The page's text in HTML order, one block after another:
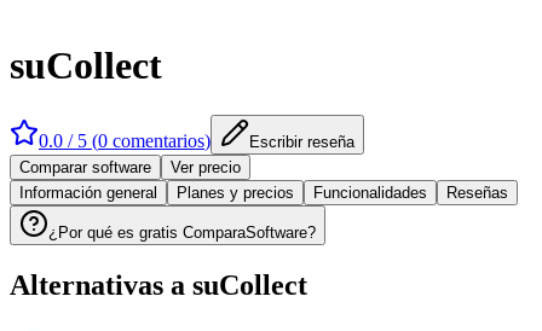
suCollect
0.0 / 5 (0 comentarios)
Escribir reseña
Comparar software
Ver precio
Información general
Planes y precios Funcionalidades Reseñas
¿Por qué es gratis ComparaSoftware?
Alternativas a suCollect